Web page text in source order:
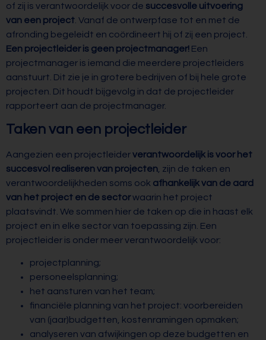
of zij is verantwoordelijk voor de succesvolle uitvoering
van een project . Vanaf de ontwerpfase tot en met de
afronding begeleidt en coördineert hij of zij een project.
Een projectleider is geen projectmanager! Een
projectmanager is iemand die meerdere projectleiders
aanstuurt. Dit zie je in grotere bedrijven of bij hele grote
projecten. Dit houdt bijgevolg in dat de projectleider
rapporteert aan de projectmanager.
Taken van een projectleider
Aangezien een projectleiderverantwoordelijk is voor het
succesvol realiseren van projecten , zijn de taken en
verantwoordelijkheden soms ook afhankelijk van de aard
van het project en de sectorwaarin het project
plaatsvindt. We sommen hier de taken op die in haast elk
project en in elke sector van toepassing zijn. Een
projectleider is onder meer verantwoordelijk voor:
projectplanning;
personeelsplanning;
het aansturen van het team;
financiële planning van het project: voorbereiden
van (jaar)budgetten, kostenramingen opmaken;
analyseren van afwijkingen op deze budgetten en